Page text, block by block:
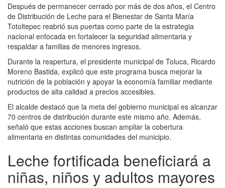
Después de permanecer cerrado por más de dos años, el Centro
de Distribución de Leche para el Bienestar de Santa María
Totoltepec reabrió sus puertas como parte de la estrategia
nacional enfocada en fortalecer la seguridad alimentaria y
respaldar a familias de menores ingresos.
Durante la reapertura, el presidente municipal de Toluca, Ricardo
Moreno Bastida, explicó que este programa busca mejorar la
nutrición de la población y apoyar la economía familiar mediante
productos de alta calidad a precios accesibles.
El alcalde destacó que la meta del gobierno municipal es alcanzar
70 centros de distribución durante este mismo año. Además,
señaló que estas acciones buscan ampliar la cobertura
alimentaria en distintas comunidades del municipio.
Leche fortificada beneficiará a
niñas, niños y adultos mayores